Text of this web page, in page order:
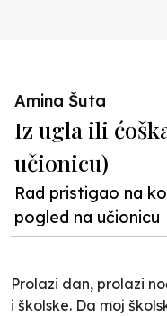
Amina Šuta
Iz ugla ili
učionicu)
Rad pristigao na
pogled na učionicu
Prolazi dan, prolazi
i školske. Da moj